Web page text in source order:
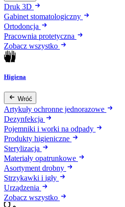
Druk 3D
Gabinet stomatologiczny
Ortodoncja
Pracownia protetyczna
Zobacz wszystko
Higiena
Wróć
Artykuły ochronne jednorazowe
Dezynfekcja
Pojemniki i worki na odpady
Produkty higieniczne
Sterylizacja
Materiały opatrunkowe
Asortyment drobny
Strzykawki i igły
Urządzenia
Zobacz wszystko